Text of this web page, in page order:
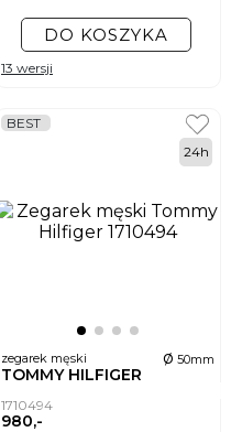
DO KOSZYKA
13 wersji
zegarek męski ø 50mm
TOMMY HILFIGER
1710494
980,-
BEST
24h